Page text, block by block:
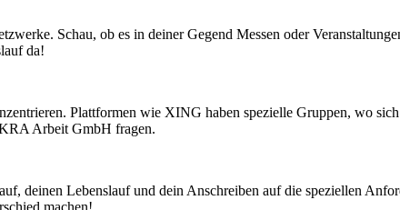
Schau, ob es in deiner Gegend Messen oder
da!
Plattformen wie XING haben spezielle Gruppen, wo
Arbeit GmbH fragen.
deinen Lebenslauf und dein Anschreiben auf die speziellen